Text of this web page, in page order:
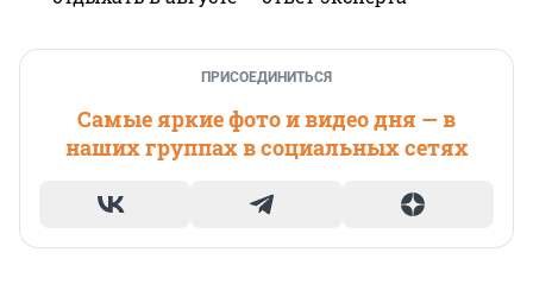
ПРИСОЕДИНИТЬСЯ
Самые яркие фото и видео дня — в
наших группах в социальных сетях